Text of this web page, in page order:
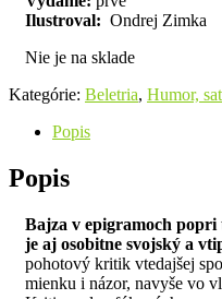
Ilustroval: Ondrej Zimka
Nie je na sklade
Kategórie: Beletria, Humor,
Popis
Popis
Bajza v epigramoch
je aj osobitne svojský a
pohotový kritik vtedajšej
mienku i názor, navyše vo